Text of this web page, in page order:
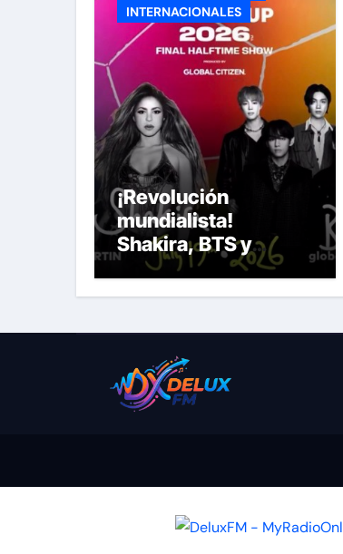
INTERNACIONALES
¡Revolución
mundialista!
Shakira, BTS y
Madonna se unirán
en el primer
la historia del
Mundial